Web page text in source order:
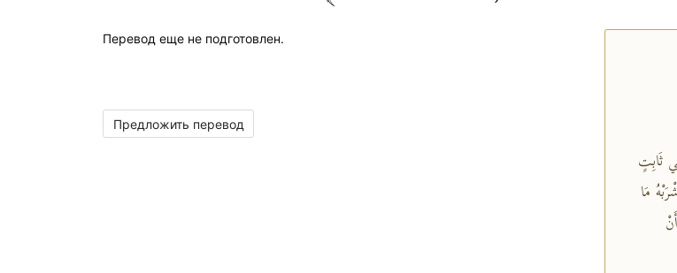
Перевод еще не подготовлен.
Предложить перевод
ثَابِتٍ
مَا